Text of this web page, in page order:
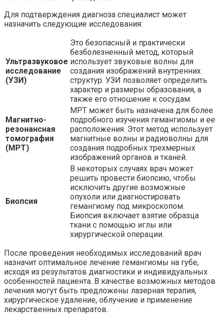
Для подтверждения диагноза специалист может
назначить следующие исследования:
Ультразвуковое
исследование
(УЗИ)
Это безопасный и практически
безболезненный метод, который
использует звуковые волны для
создания изображений внутренних
структур. УЗИ позволяет определить
характер и размеры образования, а
также его отношение к сосудам.
Магнитно-
резонансная
томография
(МРТ)
МРТ может быть назначена для более
подробного изучения гемангиомы и ее
расположения. Этот метод использует
магнитные волны и радиоволны для
создания подробных трехмерных
изображений органов и тканей.
Биопсия
В некоторых случаях врач может
решить провести биопсию, чтобы
исключить другие возможные
опухоли или диагностировать
гемангиому под микроскопом.
Биопсия включает взятие образца
ткани с помощью иглы или
хирургической операции.
После проведения необходимых исследований врач
назначит оптимальное лечение гемангиомы на губе,
исходя из результатов диагностики и индивидуальных
особенностей пациента. В качестве возможных методов
лечения могут быть предложены лазерная терапия,
хирургическое удаление, облучение и применение
лекарственных препаратов.